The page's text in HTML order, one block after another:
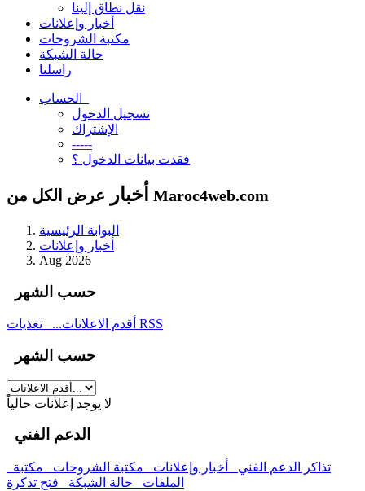
نقل نطاق إلينا
أخبار وإعلانات
مكتبة الشروحات
حالة الشبكة
راسلنا
تسجيل الدخول
الإشتراك
-----
فقدت بيانات الدخول ؟
أخبار عرض الكل من Maroc4web.com
البوابة الرئيسية
أخبار وإعلانات
Aug 2026
حسب الشهر
أقدم الاعلانات... تغذيات RSS
حسب الشهر
لا يوجد إعلانات حالياً
الدعم الفني
تذاكر الدعم الفني أخبار وإعلانات مكتبة الشروحات
مكتبة
الملفات
حالة الشبكة
فتح تذكرة